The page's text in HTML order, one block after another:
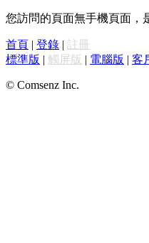
您訪問的頁面無手機頁面，
首頁 | 登錄 | 註冊
標準版 | 觸屏版 | 電腦版 | 客
© Comsenz Inc.